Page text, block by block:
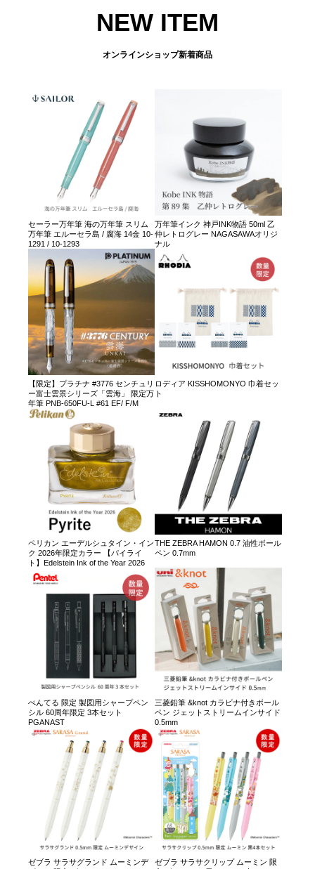
NEW ITEM
オンラインショップ新着商品
セーラー万年筆 海の万年筆 スリム
万年筆 エルーセラ島 / 腐海 14金 10-
1291 / 10-1293
万年筆インク 神戸INK物語 50ml 乙
仲レトログレー NAGASAWAオリジ
ナル
【限定】プラチナ #3776 センチュリ
ー富士雲景シリーズ「雲海」 限定万
年筆 PNB-650FU-L #61 EF/ F/M
ロディア KISSHOMONYO 巾着セッ
ト
ペリカン エーデルシュタイン・イン
ク 2026年限定カラー 【パイライ
ト】Edelstein Ink of the Year 2026
THE ZEBRA HAMON 0.7 油性ボール
ペン 0.7mm
ぺんてる 限定 製図用シャープペン
シル 60周年限定 3本セット
PGANAST
三菱鉛筆 &knot カラビナ付きボール
ペン ジェットストリームインサイド
0.5mm
ゼブラ サラサグランド ムーミンデ
ゼブラ サラサクリップ ムーミン 限